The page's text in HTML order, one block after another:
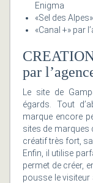
Enigma
«Sel des
«Canal +» par
par
Le site de
égards. Tout
marque encore
sites de marques
créatif très fort,
Enfin, il utilise
permet de créer,
pousse le visiteur